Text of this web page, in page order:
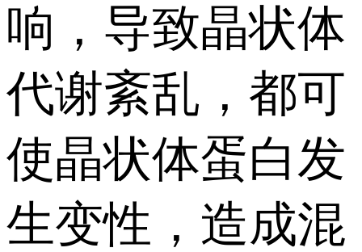
响，导致晶状体
代谢紊乱，都可
使晶状体蛋白发
生变性，造成混